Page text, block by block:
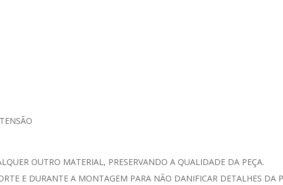
OUTRO MATERIAL, PRESERVANDO A QUALIDADE DA PEÇA.
E DURANTE A MONTAGEM PARA NÃO DANIFICAR DETALHES DA